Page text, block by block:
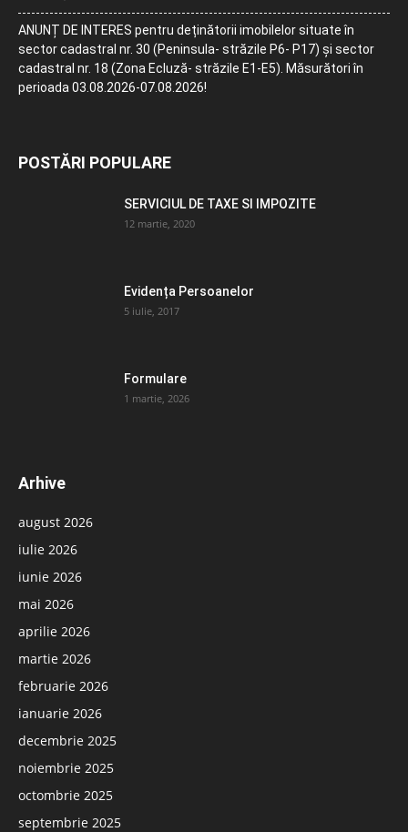
ANUNȚ DE INTERES pentru deținătorii imobilelor situate în
sector cadastral nr. 30 (Peninsula- străzile P6- P17) și sector
cadastral nr. 18 (Zona Ecluză- străzile E1-E5). Măsurători în
perioada 03.08.2026-07.08.2026!
POSTĂRI POPULARE
SERVICIUL DE TAXE SI IMPOZITE
12 martie, 2020
Evidența Persoanelor
5 iulie, 2017
Formulare
1 martie, 2026
Arhive
august 2026
iulie 2026
iunie 2026
mai 2026
aprilie 2026
martie 2026
februarie 2026
ianuarie 2026
decembrie 2025
noiembrie 2025
octombrie 2025
septembrie 2025